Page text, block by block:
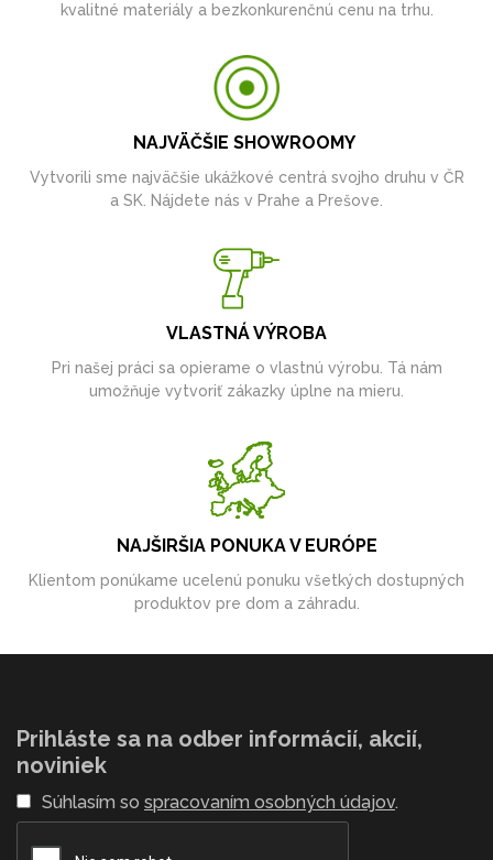
kvalitné materiály a bezkonkurenčnú cenu na trhu.
NAJVÄČŠIE SHOWROOMY
Vytvorili sme najväčšie ukážkové centrá svojho druhu v ČR
a SK. Nájdete nás v Prahe a Prešove.
VLASTNÁ VÝROBA
Pri našej práci sa opierame o vlastnú výrobu. Tá nám
umožňuje vytvoriť zákazky úplne na mieru.
NAJŠIRŠIA PONUKA V EURÓPE
Klientom ponúkame ucelenú ponuku všetkých dostupných
produktov pre dom a záhradu.
Prihláste sa na odber informácií, akcií,
noviniek
Súhlasím so spracovaním osobných údajov.